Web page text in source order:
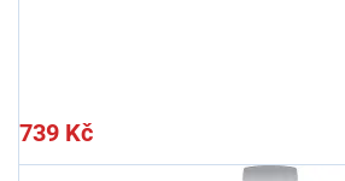
739 Kč